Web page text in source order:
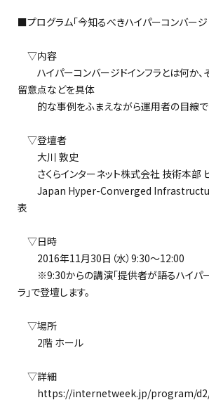
■プログラム「今知るべきハイパーコンバージ
▽内容
ハイパーコンバージドインフラとは何か、
留意点などを具体
的な事例をふまえながら運用者の目線で
▽登壇者
大川 敦史
さくらインターネット株式会社 技術本部
Japan Hyper-Converged
表
▽日時
2016年11月30日（水）9:30～12:00
※9:30からの講演「提供者が語るハイパー
ラ」で登壇します。
▽場所
2階 ホール
▽詳細
https://internetweek.jp/program/